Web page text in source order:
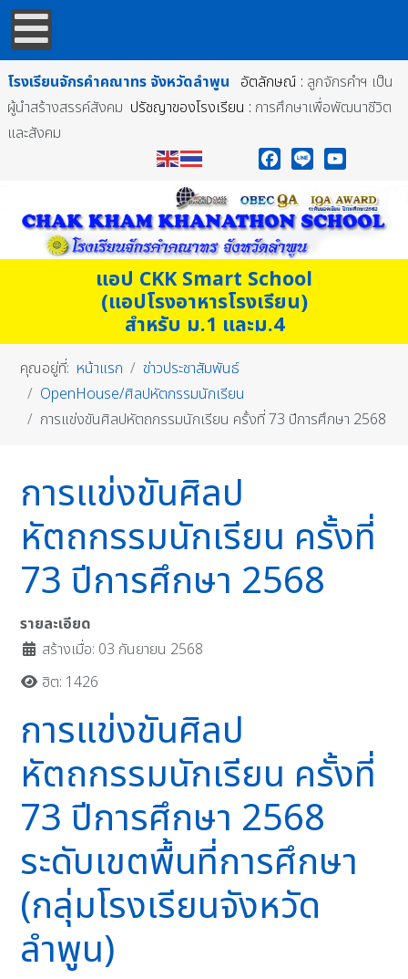
โรงเรียนจักรคำคณาทร จังหวัดลำพูน อัตลักษณ์ : ลูกจักรคำฯ เป็น
ผู้นำสร้างสรรค์สังคม ปรัชญาของโรงเรียน : การศึกษาเพื่อพัฒนาชีวิต
และสังคม
แอป CKK Smart School
(แอปโรงอาหารโรงเรียน)
สำหรับ ม.1 และม.4
คุณอยู่ที่: หน้าแรก
ข่าวประชาสัมพันธ์
OpenHouse/ศิลปหัตกรรมนักเรียน
การแข่งขันศิลปหัตถกรรมนักเรียน ครั้งที่ 73 ปีการศึกษา 2568
การแข่งขันศิลป
หัตถกรรมนักเรียน ครั้งที่
73 ปีการศึกษา 2568
รายละเอียด
สร้างเมื่อ: 03 กันยายน 2568
ฮิต: 1426
การแข่งขันศิลป
หัตถกรรมนักเรียน ครั้งที่
73 ปีการศึกษา 2568
ระดับเขตพื้นที่การศึกษา
(กลุ่มโรงเรียนจังหวัด
ลำพูน)